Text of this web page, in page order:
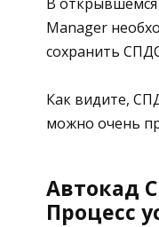
Manager
сохранить
Как видите,
можно очень
Автокад
Процесс